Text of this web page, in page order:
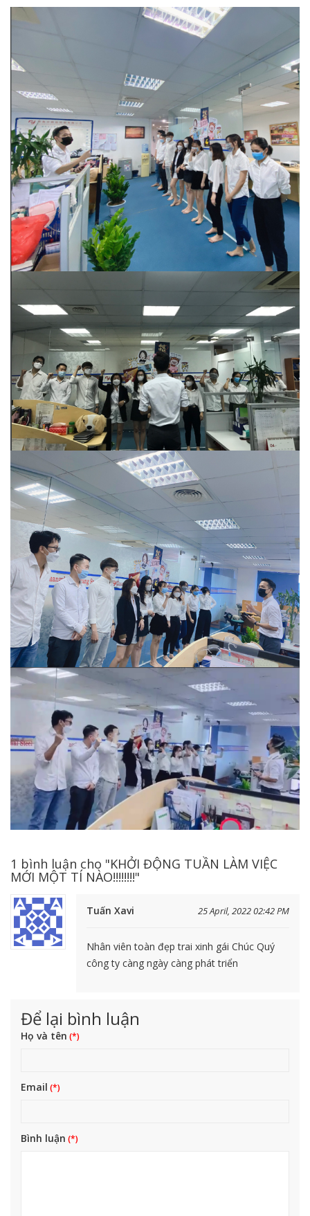
1 bình luận cho "KHỞI ĐỘNG TUẦN LÀM VIỆC
MỚI MỘT TÍ NÀO!!!!!!!!"
Tuấn Xavi 25 April, 2022 02:42 PM
Nhân viên toàn đẹp trai xinh gái Chúc Quý
công ty càng ngày càng phát triển
Để lại bình luận
Họ và tên
Email
Bình luận